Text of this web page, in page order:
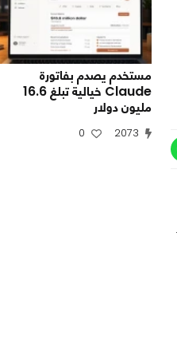
مستخدم يصدم بفاتورة
Claude خيالية تبلغ 16.6
مليون دولار
2073
0